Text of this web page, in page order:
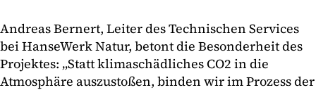
Andreas Bernert, Leiter des Technischen Services
bei HanseWerk Natur, betont die Besonderheit des
Projektes: „Statt klimaschädliches CO2 in die
Atmosphäre auszustoßen, binden wir im Prozess der